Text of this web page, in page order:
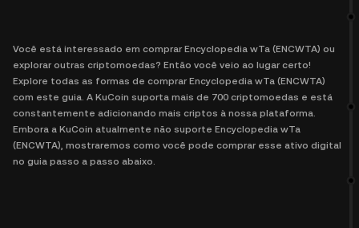
Você está interessado em comprar Encyclopedia wTa (ENCWTA) ou
explorar outras criptomoedas? Então você veio ao lugar certo!
Explore todas as formas de comprar Encyclopedia wTa (ENCWTA)
com este guia. A KuCoin suporta mais de 700 criptomoedas e está
constantemente adicionando mais criptos à nossa plataforma.
Embora a KuCoin atualmente não suporte Encyclopedia wTa
(ENCWTA), mostraremos como você pode comprar esse ativo digital
no guia passo a passo abaixo.